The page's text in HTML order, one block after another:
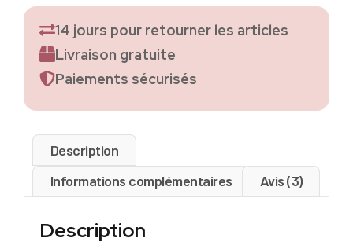
14 jours pour retourner les articles
Livraison gratuite
Paiements sécurisés
Description
Informations complémentaires
Avis (3)
Description